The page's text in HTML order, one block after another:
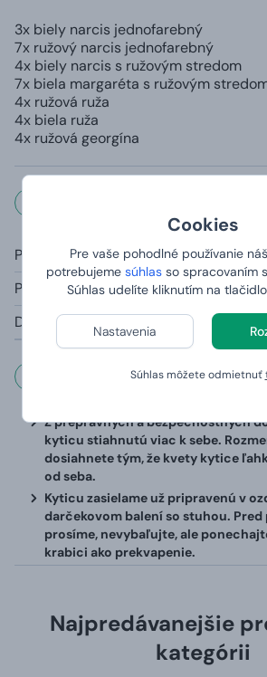
Cookies
Pre vaše pohodlné používanie
potrebujeme súhlas so spracovaním
Súhlas udelíte kliknutím na tlačidlo
Nastavenia
Súhlas môžete odmietnuť
3x biely narcis jednofarebný
7x ružový narcis jednofarebný
4x biely narcis s ružovým stredom
7x biela margaréta s ružovým
4x ružová ruža
4x biela ruža
4x ružová georgína
Počet kvetov:
Priemer kytice:
Dĺžka stonky:
Dôležité informácie
Z prepravných a bezpečnostných
kyticu stiahnutú viac k sebe.
dosiahnete tým, že kvety kytice
od seba.
Kyticu zasielame už pripravenú v
darčekovom balení so stuhou. Pred
prosíme, nevybaľujte, ale
krabici ako prekvapenie.
Najpredávanejšie
kategórii